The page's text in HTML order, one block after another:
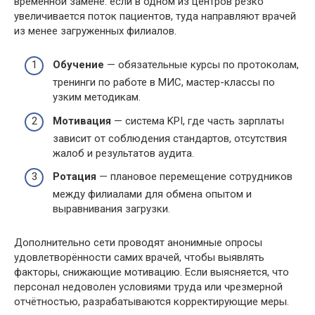
увеличивается поток пациентов, туда направляют врачей
из менее загруженных филиалов.
Обучение — обязательные курсы по протоколам,
тренинги по работе в МИС, мастер-классы по
узким методикам.
Мотивация — система KPI, где часть зарплаты
зависит от соблюдения стандартов, отсутствия
жалоб и результатов аудита.
Ротация — плановое перемещение сотрудников
между филиалами для обмена опытом и
выравнивания загрузки.
Дополнительно сети проводят анонимные опросы
удовлетворённости самих врачей, чтобы выявлять
факторы, снижающие мотивацию. Если выясняется, что
персонал недоволен условиями труда или чрезмерной
отчётностью, разрабатываются корректирующие меры.